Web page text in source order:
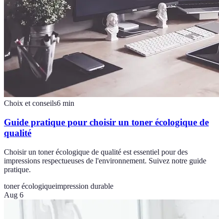
Choix et conseils6 min
Guide pratique pour choisir un toner écologique de
qualité
Choisir un toner écologique de qualité est essentiel pour des
impressions respectueuses de l'environnement. Suivez notre guide
pratique.
toner écologiqueimpression durable
Aug 6